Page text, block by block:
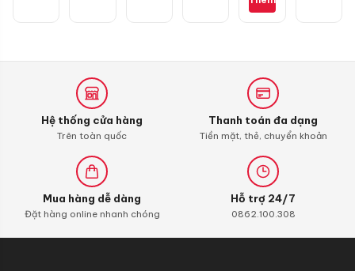
RSX
110
(bình
xăng
con)
Hệ thống cửa hàng
Trên toàn quốc
Thanh toán đa dạng
Tiền mặt, thẻ, chuyển khoản
Mua hàng dễ dàng
Đặt hàng online nhanh chóng
Hỗ trợ 24/7
0862.100.308